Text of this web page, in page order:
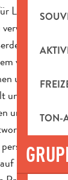
TON-
vielfältigen
und
und
natürliche